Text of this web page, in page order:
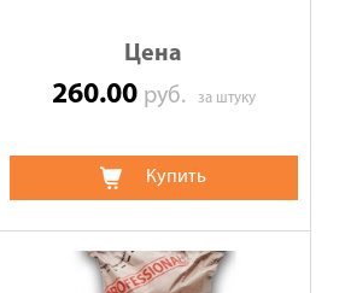
Цена
260.00 руб. за штуку
Купить